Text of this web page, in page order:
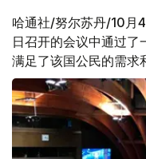
哈通社/努尔苏丹/10月
日召开的会议中通过
满足了该国公民的需求